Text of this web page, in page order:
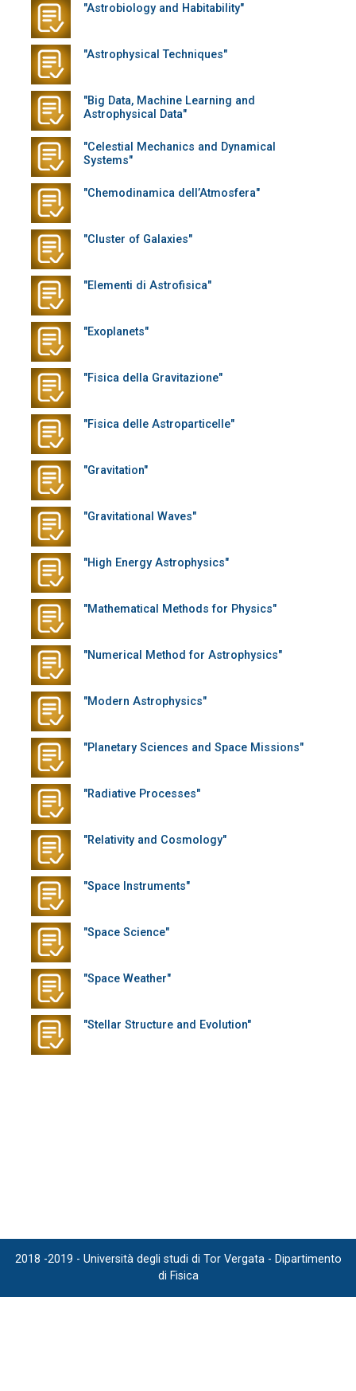
"Astrobiology and Habitability"
"Astrophysical Techniques"
"Big Data, Machine Learning and
Astrophysical Data"
"Celestial Mechanics and Dynamical
Systems"
"Chemodinamica dell’Atmosfera"
"Cluster of Galaxies"
"Elementi di Astrofisica"
"Exoplanets"
"Fisica della Gravitazione"
"Fisica delle Astroparticelle"
"Gravitation"
"Gravitational Waves"
"High Energy Astrophysics"
"Mathematical Methods for Physics"
"Numerical Method for Astrophysics"
"Modern Astrophysics"
"Planetary Sciences and Space Missions"
"Radiative Processes"
"Relativity and Cosmology"
"Space Instruments"
"Space Science"
"Space Weather"
"Stellar Structure and Evolution"
2018 -2019 - Università degli studi di Tor Vergata - Dipartimento
di Fisica